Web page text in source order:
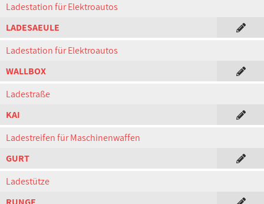
Ladestation für Elektroautos
LADESAEULE
Ladestation für Elektroautos
WALLBOX
Ladestraße
KAI
Ladestreifen für Maschinenwaffen
GURT
Ladestütze